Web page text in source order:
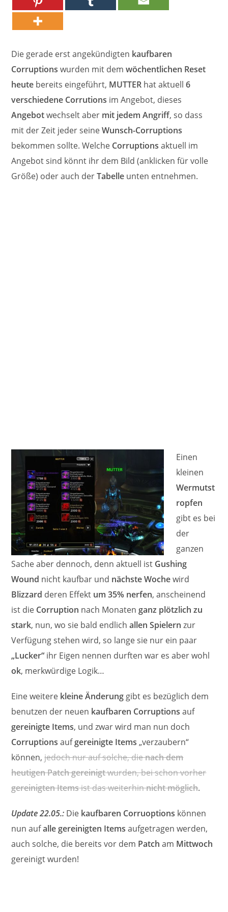
Die gerade erst angekündigten kaufbaren
Corruptions wurden mit demwöchentlichen Reset
heute bereits eingeführt, MUTTER hat aktuell6
verschiedene Corrutions im Angebot, dieses
Angebotwechselt aber mit jedem Angriff, so dass
mit der Zeit jeder seineWunsch-Corruptions
bekommen sollte. Welche Corruptions aktuell im
Angebot sind könnt ihr dem Bild (anklicken für volle
Größe) oder auch derTabelle unten entnehmen.
Einen
kleinen
Wermutst
ropfen
gibt es bei
der
ganzen
Sache aber dennoch, denn aktuell ist Gushing
Wound nicht kaufbar und nächste Wochewird
Blizzard deren Effekt um 35% nerfen, anscheinend
ist die Corruption nach Monaten ganz plötzlich zu
stark, nun, wo sie bald endlichallen Spielern zur
Verfügung stehen wird, so lange sie nur ein paar
„Lucker“ ihr Eigen nennen durften war es aber wohl
ok, merkwürdige Logik…
Eine weitere kleine Änderung gibt es bezüglich dem
benutzen der neuen kaufbaren Corruptions auf
gereinigte Items, und zwar wird man nun doch
Corruptions aufgereinigte Items „verzaubern“
können,jedoch nur auf solche, dienach dem
heutigen Patch gereinigtwurden, bei schon vorher
gereinigten Itemsist das weiterhinnicht möglich.
Update 22.05.: Die kaufbaren Corruoptions können
nun aufalle gereinigten Items aufgetragen werden,
auch solche, die bereits vor dem Patch am Mittwoch
gereinigt wurden!